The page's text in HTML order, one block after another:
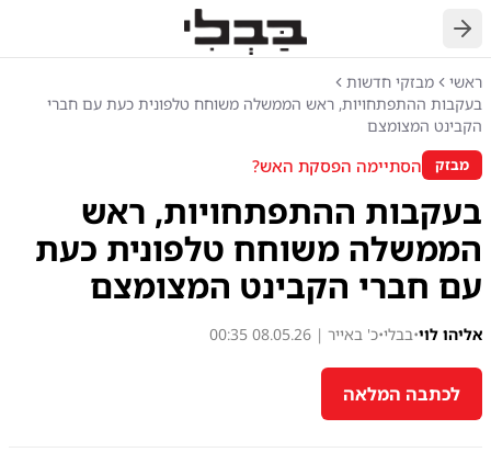
חזרה
ראשי
מבזקי חדשות
בעקבות ההתפתחויות, ראש הממשלה משוחח טלפונית כעת עם חברי
הקבינט המצומצם
מבזק הסתיימה הפסקת האש?
בעקבות ההתפתחויות, ראש
הממשלה משוחח טלפונית כעת
עם חברי הקבינט המצומצם
אליהו לוי•בבלי•כ' באייר | 08.05.26 00:35
לכתבה המלאה